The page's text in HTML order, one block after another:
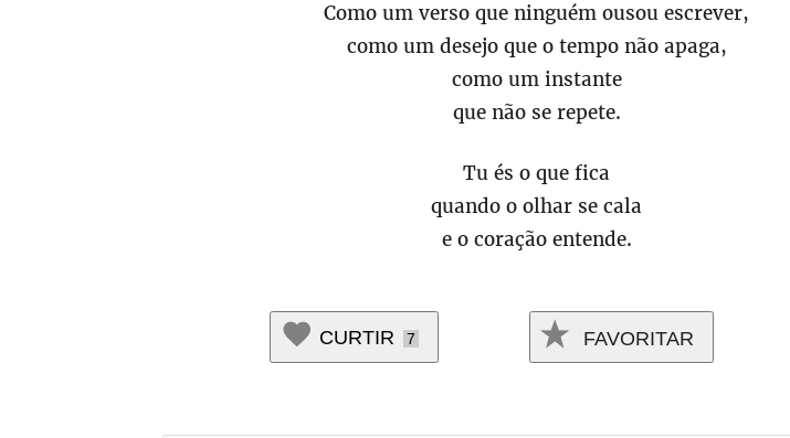
Como um verso que ninguém ousou escrever,
como um desejo que o tempo não apaga,
como um instante
que não se repete.
Tu és o que fica
quando o olhar se cala
e o coração entende.
CURTIR 7 FAVORITAR